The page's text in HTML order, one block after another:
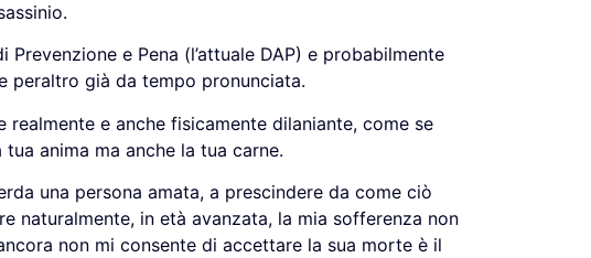
e Pena (l’attuale DAP) e probabilmente
peraltro già da tempo pronunciata.
e anche fisicamente dilaniante, come se
anima ma anche la tua carne.
una persona amata, a prescindere da come ciò
naturalmente, in età avanzata, la mia sofferenza non
non mi consente di accettare la sua morte è il